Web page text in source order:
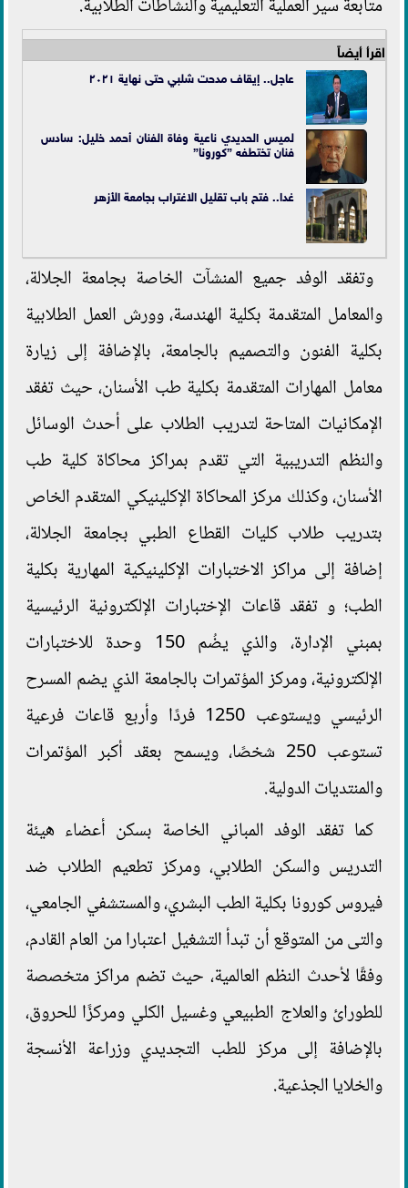
متابعة سير العملية التعليمية والنشاطات الطلابية.
اقرأ أيضاً
عاجل.. إيقاف مدحت شلبي حتى نهاية ٢٠٢١
لميس الحديدي ناعية وفاة الفنان أحمد خليل: سادس
فنان تختطفه ”كورونا”
غدا.. فتح باب تقليل الاغتراب بجامعة الأزهر
وتفقد الوفد جميع المنشآت الخاصة بجامعة الجلالة،
والمعامل المتقدمة بكلية الهندسة، وورش العمل الطلابية
بكلية الفنون والتصميم بالجامعة، بالإضافة إلى زيارة
معامل المهارات المتقدمة بكلية طب الأسنان، حيث تفقد
الإمكانيات المتاحة لتدريب الطلاب على أحدث الوسائل
والنظم التدريبية التي تقدم بمراكز محاكاة كلية طب
الأسنان، وكذلك مركز المحاكاة الإكلينيكي المتقدم الخاص
بتدريب طلاب كليات القطاع الطبي بجامعة الجلالة،
إضافة إلى مراكز الاختبارات الإكلينيكية المهارية بكلية
الطب؛ و تفقد قاعات الإختبارات الإلكترونية الرئيسية
بمبني الإدارة، والذي يضُم 150 وحدة للاختبارات
الإلكترونية، ومركز المؤتمرات بالجامعة الذي يضم المسرح
الرئيسي ويستوعب 1250 فردًا وأربع قاعات فرعية
تستوعب 250 شخصًا، ويسمح بعقد أكبر المؤتمرات
والمنتديات الدولية.
كما تفقد الوفد المباني الخاصة بسكن أعضاء هيئة
التدريس والسكن الطلابي، ومركز تطعيم الطلاب ضد
فيروس كورونا بكلية الطب البشري، والمستشفي الجامعي،
والتى من المتوقع أن تبدأ التشغيل اعتبارا من العام القادم،
وفقًا لأحدث النظم العالمية، حيث تضم مراكز متخصصة
للطورائ والعلاج الطبيعي وغسيل الكلي ومركزًا للحروق،
بالإضافة إلى مركز للطب التجديدي وزراعة الأنسجة
والخلايا الجذعية.